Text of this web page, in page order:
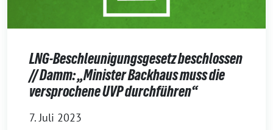
LNG-Beschleunigungsgesetz beschlossen
// Damm: „Minister Backhaus muss die
versprochene UVP durchführen“
7. Juli 2023